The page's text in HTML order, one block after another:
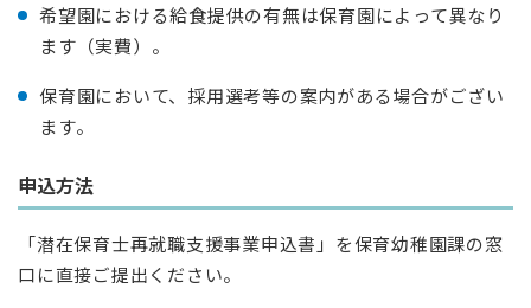
希望園における給食提供の有無は保育園によって異なり
ます（実費）。
保育園において、採用選考等の案内がある場合がござい
ます。
申込方法
「潜在保育士再就職支援事業申込書」を保育幼稚園課の窓
口に直接ご提出ください。